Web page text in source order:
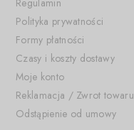
Regulamin
Polityka prywatności
Formy płatności
Czasy i koszty dostawy
Moje konto
Reklamacja / Zwrot towaru
Odstąpienie od umowy